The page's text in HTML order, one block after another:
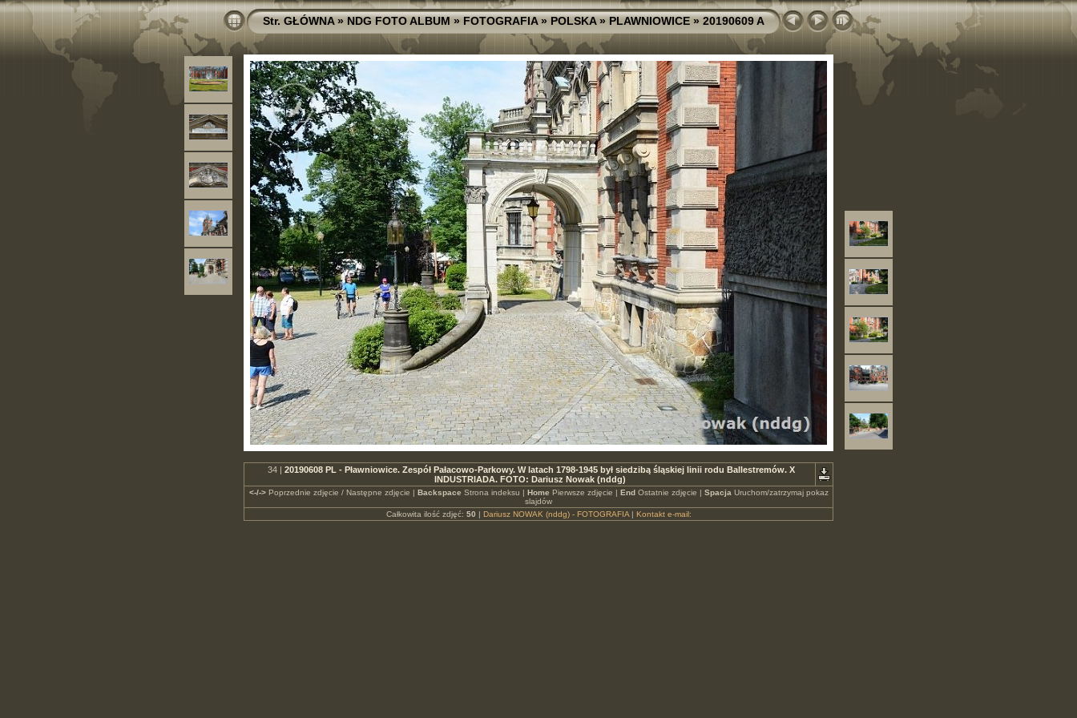
Str. GŁÓWNA»NDG FOTO ALBUM»FOTOGRAFIA»POLSKA»PLAWNIOWICE»20190609 A
34 | 20190608 PL - Pławniowice. Zespół Pałacowo-Parkowy. W latach 1798-1945 był siedzibą śląskiej linii rodu Ballestremów. X
INDUSTRIADA. FOTO: Dariusz Nowak (nddg)
<-/->Poprzednie zdjęcie / Następne zdjęcie | Backspace Strona indeksu | Home Pierwsze zdjęcie | EndOstatnie zdjęcie | Spacja Uruchom/zatrzymaj pokaz
slajdów
Całkowita ilość zdjęć: 50 | Dariusz NOWAK (nddg) - FOTOGRAFIA| Kontakt e-mail: